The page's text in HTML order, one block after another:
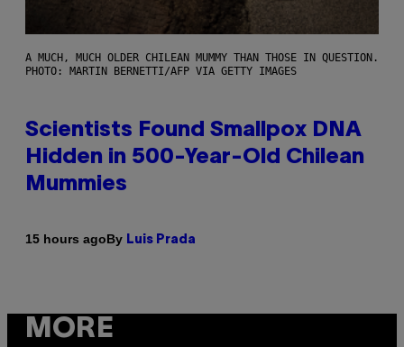
A MUCH, MUCH OLDER CHILEAN MUMMY THAN THOSE IN QUESTION.
PHOTO: MARTIN BERNETTI/AFP VIA GETTY IMAGES
Scientists Found Smallpox DNA
Hidden in 500-Year-Old Chilean
Mummies
15 hours agoBy Luis Prada
MORE